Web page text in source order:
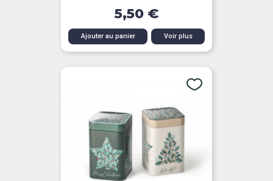
5,50 €
Ajouter au panier Voir plus